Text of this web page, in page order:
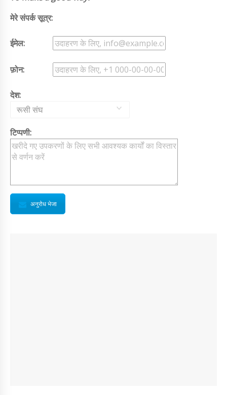
मेरे संपर्क सूत्र:
ईमेल:
फ़ोन:
देश:
रूसी संघ
टिप्पणी:
अनुरोध भेजा